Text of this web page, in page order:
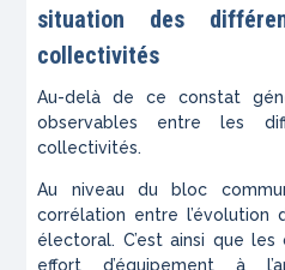
situation des
collectivités
Au-delà de ce constat
observables entre les
collectivités.
Au niveau du bloc
corrélation entre
électoral. C’est ainsi que
effort d’équipement à